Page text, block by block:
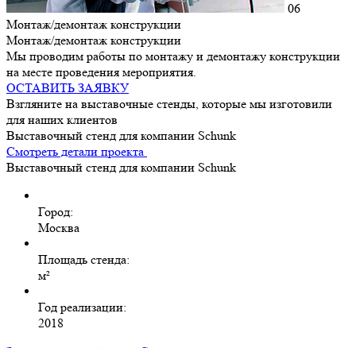
06
Монтаж/демонтаж конструкции
Монтаж/демонтаж конструкции
Мы проводим работы по монтажу и демонтажу конструкции
на месте проведения мероприятия.
ОСТАВИТЬ ЗАЯВКУ
Взгляните на выставочные стенды, которые мы изготовили
для наших клиентов
Выставочный стенд для компании Schunk
Смотреть детали проекта
Выставочный стенд для компании Schunk
Город:
Москва
Площадь стенда:
м²
Год реализации:
2018